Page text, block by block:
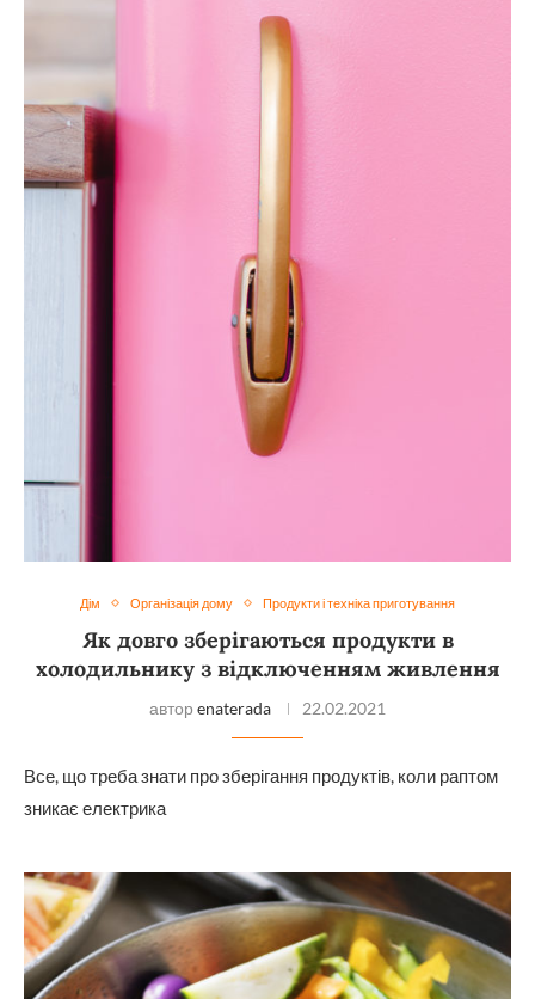
Дім Організація дому Продукти і техніка приготування
Як довго зберігаються продукти в
холодильнику з відключенням живлення
автор enaterada 22.02.2021
Все, що треба знати про зберігання продуктів, коли раптом
зникає електрика